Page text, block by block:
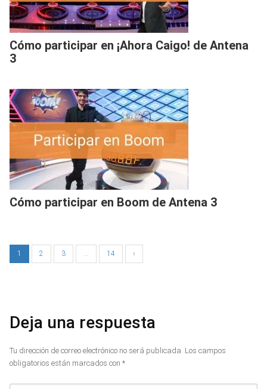
Cómo participar en ¡Ahora Caigo! de Antena
3
Cómo participar en Boom de Antena 3
1 2 3 … 14 ›
Deja una respuesta
Tu dirección de correo electrónico no será publicada. Los campos
obligatorios están marcados con *